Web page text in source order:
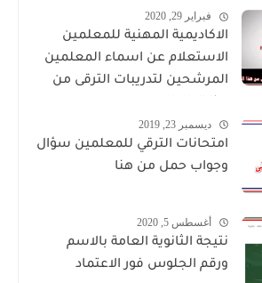
فبراير 29, 2020
الاكاديمية المهنية للمعلمين
الاستعلام عن اسماء المعلمين
المرشحين لتدريبات الترقى من
ديسمبر 23, 2019
امتحانات الترقي للمعلمين سؤال
وجواب حمل من هنا
أغسطس 5, 2020
نتيجة الثانوية العامة بالاسم
ورقم الجلوس فور الاعتماد